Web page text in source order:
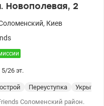
Новополевая, 2
, Киев
5/26 эт.
Переуступка
Укрытие
Соломенский район.